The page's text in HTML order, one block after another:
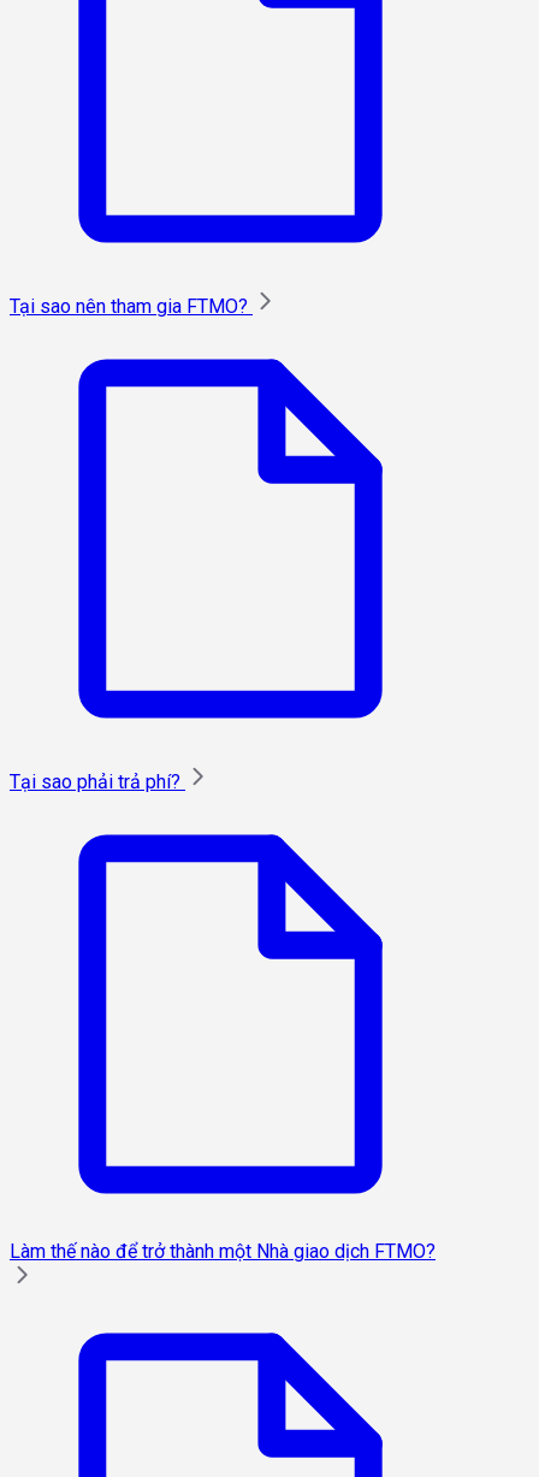
Tại sao nên tham gia FTMO?
Tại sao phải trả phí?
Làm thế nào để trở thành một Nhà giao dịch FTMO?